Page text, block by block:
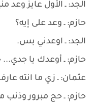
الجد: ـ الأول عايز وعد
حازم: ـ وعد على إيه؟
الجد: ـ اوعدني بس.
حازم: ـ أوعدك يا جدي...
عثمان: ـ زي ما انته
حازم: ـ حج مبرور وذنب